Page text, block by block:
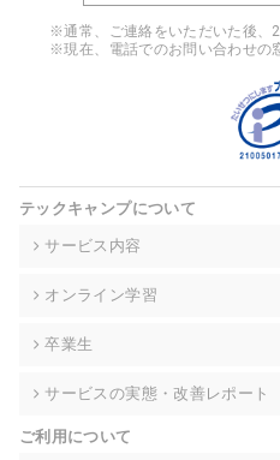
ンをとるために、氏名等の一部
チャットツールで発信すること
者等に提供することがあります。
当社は事業運営上、前項利用目
高い委託先を選定し、個人情報
個人情報の開示等(利用目的の通
て、下記の当社問合わせ窓口に
的な期間内に対応いたします。
により、ご希望に添えない場合
※通常、ご連絡をいただいた後、
※現在、電話でのお問い合わせの
テックキャンプについて
サービス内容
オンライン学習
卒業生
サービスの実態・改善レポート
ご利用について